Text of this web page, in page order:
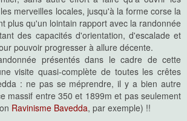
merveilles locales, jusqu'à la forme corse la
plus qu'un lointain rapport avec la randonnée
des capacités d'orientation, d'escalade et
pouvoir progresser à allure décente.
présentés dans le cadre de cette
visite quasi-complète de toutes les crêtes
: ne pas se méprendre, il y a bien autre
massif entre 350 et 1899m et pas seulement
Ravinisme Bavedda, par exemple) !!